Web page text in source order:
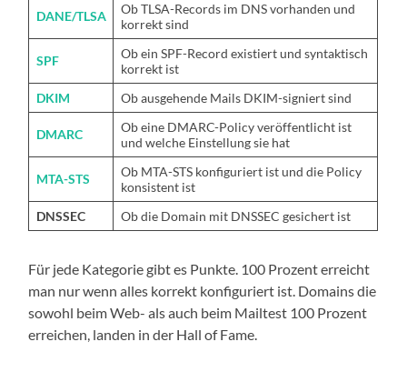
DANE/TLSA
Ob TLSA-Records im DNS vorhanden und
korrekt sind
SPF
Ob ein SPF-Record existiert und syntaktisch
korrekt ist
DKIM
Ob ausgehende Mails DKIM-signiert sind
DMARC
Ob eine DMARC-Policy veröffentlicht ist
und welche Einstellung sie hat
MTA-STS
Ob MTA-STS konfiguriert ist und die Policy
konsistent ist
DNSSEC
Ob die Domain mit DNSSEC gesichert ist
Für jede Kategorie gibt es Punkte. 100 Prozent erreicht
man nur wenn alles korrekt konfiguriert ist. Domains die
sowohl beim Web- als auch beim Mailtest 100 Prozent
erreichen, landen in der Hall of Fame.